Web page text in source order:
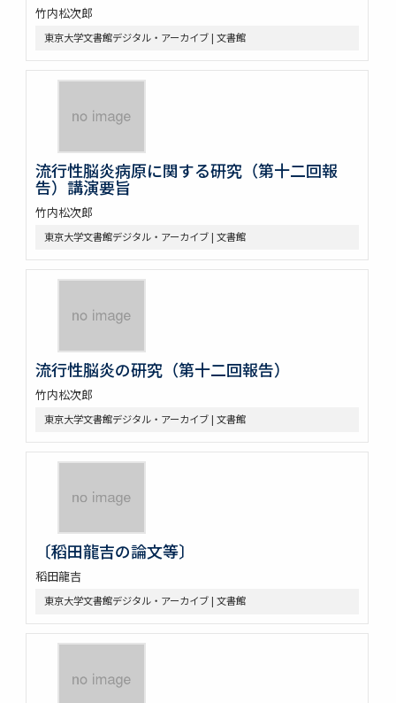
竹内松次郎
東京大学文書館デジタル・アーカイブ | 文書館
流行性脳炎病原に関する研究（第十二回報
告）講演要旨
竹内松次郎
東京大学文書館デジタル・アーカイブ | 文書館
流行性脳炎の研究（第十二回報告）
竹内松次郎
東京大学文書館デジタル・アーカイブ | 文書館
〔稻田龍吉の論文等〕
稻田龍吉
東京大学文書館デジタル・アーカイブ | 文書館